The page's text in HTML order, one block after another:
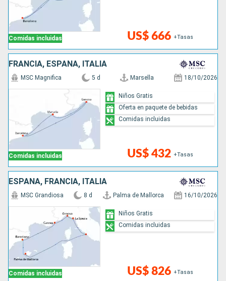
Comidas incluidas US$ 666 +Tasas
FRANCIA, ESPAÑA, ITALIA
Comidas incluidas
MSC Magnifica 5 d Marsella 18/10/2026
US$ 432 +Tasas
Niños Gratis
Oferta en paquete de bebidas
Comidas incluidas
ESPAÑA, FRANCIA, ITALIA
Comidas incluidas
MSC Grandiosa 8 d Palma de Mallorca 16/10/2026
US$ 826 +Tasas
Niños Gratis
Comidas incluidas